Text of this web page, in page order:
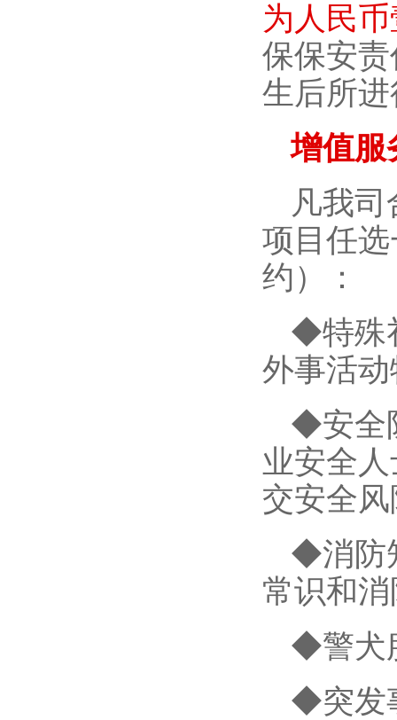
为人民
保保安
生后所
增值服
凡我
项目任
约）：
◆特殊
外事活
◆安全
业安全
交安全
◆消防
常识和
◆警犬
◆突发